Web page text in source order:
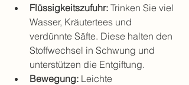
Flüssigkeitszufuhr: Trinken Sie viel
Wasser, Kräutertees und
verdünnte Säfte. Diese halten den
Stoffwechsel in Schwung und
unterstützen die Entgiftung.
Bewegung: Leichte